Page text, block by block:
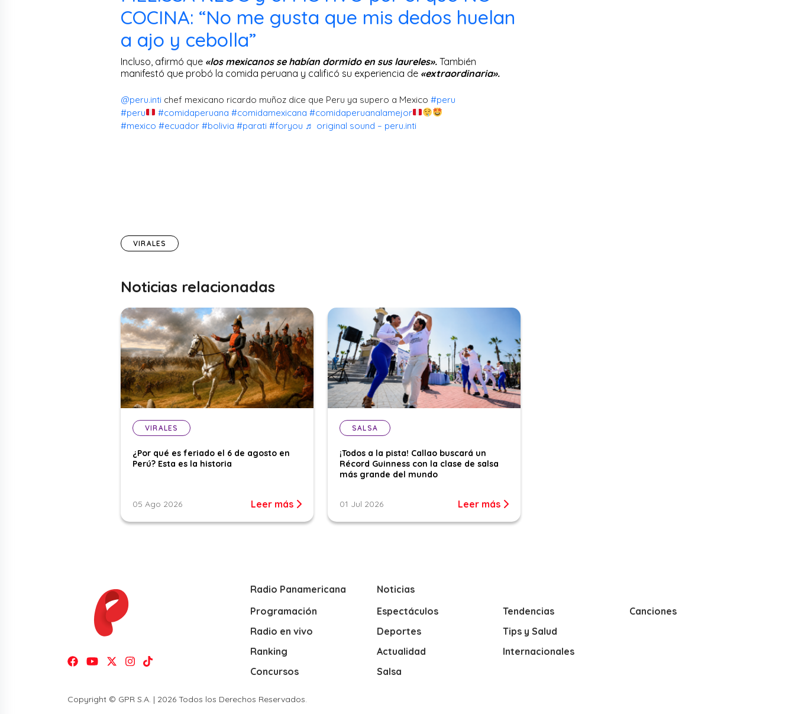
COCINA: “No me gusta que mis dedos huelan
a ajo y cebolla”
Incluso, afirmó que «los mexicanos se habían dormido en sus laureles». También
manifestó que probó la comida peruana y calificó su experiencia de «extraordinaria».
@peru.inti chef mexicano ricardo muñoz dice que Peru ya supero a Mexico #peru
#peru
#comidaperuana #comidamexicana #comidaperuanalamejor
#mexico #ecuador #bolivia #parati #foryou ♬ original sound – peru.inti
VIRALES
Noticias relacionadas
VIRALES
¿Por qué es feriado el 6 de agosto en
Perú? Esta es la historia
05 Ago 2026 Leer más
SALSA
¡Todos a la pista! Callao buscará un
Récord Guinness con la clase de salsa
más grande del mundo
01 Jul 2026 Leer más
Radio Panamericana
Programación
Radio en vivo
Ranking
Concursos
Noticias
Espectáculos
Deportes
Actualidad
Salsa
Tendencias
Tips y Salud
Internacionales
Canciones
Copyright © GPR S.A. | 2026 Todos los Derechos Reservados.